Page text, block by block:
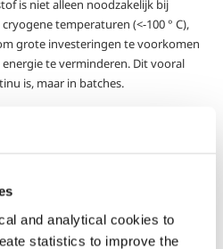
and analytical cookies to
statistics to improve the
is niet alleen noodzakelijk bij
temperaturen (<-100 ° C),
grote investeringen te voorkomen
te verminderen. Dit vooral
is, maar in batches.
van vloeibare stikstof met
kan SOL haar klanten ondersteunen
ze de meest geavanceerde